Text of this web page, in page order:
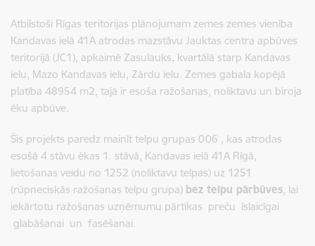
Atbilstoši Rīgas teritorijas plānojumam zemes zemes vienība
Kandavas ielā 41A atrodas mazstāvu Jauktas centra apbūves
teritorijā (JC1), apkaimē Zasulauks, kvartālā starp Kandavas
ielu, Mazo Kandavas ielu, Zārdu ielu. Zemes gabala kopējā
platība 48954 m2, tajā ir esoša ražošanas, noliktavu un biroja
ēku apbūve.
Šis projekts paredz mainīt telpu grupas 006 , kas atrodas
esošā 4 stāvu ēkas 1. stāvā, Kandavas ielā 41A Rīgā,
lietošanas veidu no 1252 (noliktavu telpas) uz 1251
(rūpneciskās ražošanas telpu grupa) bez telpu pārbūves, lai
iekārtotu ražošanas uzņēmumu pārtikas preču īslaicīgai
glabāšanai un fasēšanai.